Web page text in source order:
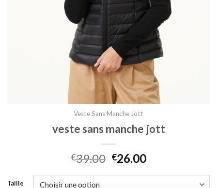
Veste Sans Manche Jott
veste sans manche jott
€39.00 €26.00
Taille